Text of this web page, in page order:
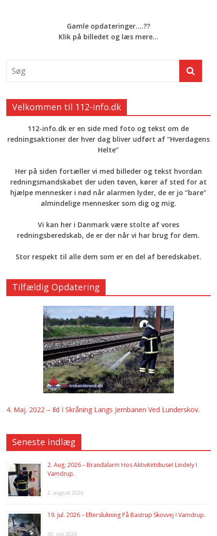
Gamle opdateringer....??
Klik på billedet og læs mere...
Velkommen til 112-info.dk
112-info.dk er en side med foto og tekst om de
redningsaktioner der hver dag bliver udført af “Hverdagens
Helte”
Her på siden fortæller vi med billeder og tekst hvordan
redningsmandskabet der uden tøven, kører af sted for at
hjælpe mennesker i nød når alarmen lyder, de er jo “bare”
almindelige mennesker som dig og mig.
Vi kan her i Danmark være stolte af vores
redningsberedskab, de er der når vi har brug for dem.
Stor respekt til alle dem som er en del af beredskabet.
Tilfældig Opdatering
4. Maj. 2022 – Ild I Skråning Langs Jernbanen Ved Lunderskov.
Seneste indlæg
2. Aug. 2026 – Brandalarm Hos Aktivitetshuset Lindely I
Vamdrup.
2. august 2026
19. Jul. 2026 – Efterslukning På Bastrup Skovvej I Vamdrup.
20. juli 2026